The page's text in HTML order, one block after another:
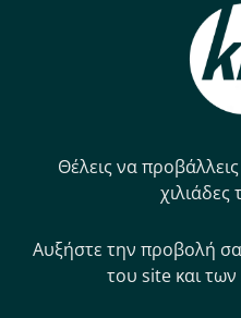
Θέλεις να
χιλιάδες
Αυξήστε την προβολή
του site και